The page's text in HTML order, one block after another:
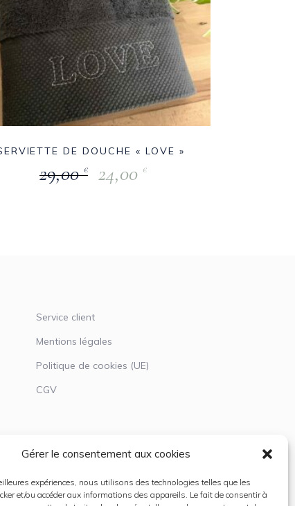
Gérer le consentement aux cookies
expériences, nous utilisons des technologies telles que les
et/ou accéder aux informations des appareils. Le fait de consentir à
DE DOUCHE « LOVE »
29,00€ 24,00 €
Service client
Mentions légales
Politique de cookies (UE)
CGV